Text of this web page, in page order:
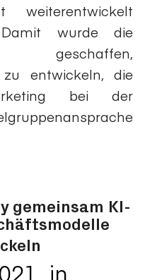
wurde die
entwickeln, die
bei der
gemeinsam KI-
in